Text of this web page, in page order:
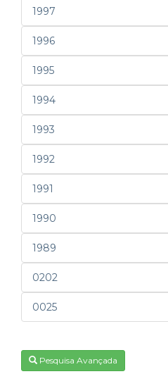
1997
1996
1995
1994
1993
1992
1991
1990
1989
0202
0025
Pesquisa Avançada